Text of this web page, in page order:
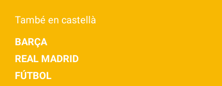
També en castellà
BARÇA
REAL MADRID
FÚTBOL